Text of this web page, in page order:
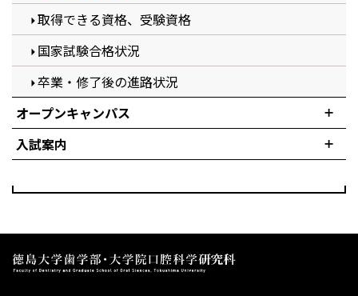
取得できる資格、受験資格
国家試験合格状況
卒業・修了後の進路状況
オープンキャンパス
入試案内